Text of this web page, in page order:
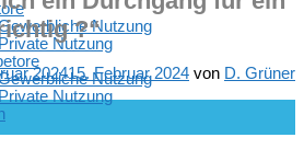
Nutzung
Nutzung
Nutzung
Nutzung
?“
202415. Februar 2024 von D. Grüner